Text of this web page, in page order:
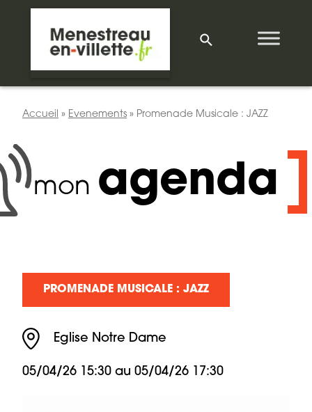
Accueil » Evenements » Promenade Musicale : JAZZ
mon agenda
PROMENADE MUSICALE : JAZZ
Eglise Notre Dame
05/04/26 15:30 au 05/04/26 17:30